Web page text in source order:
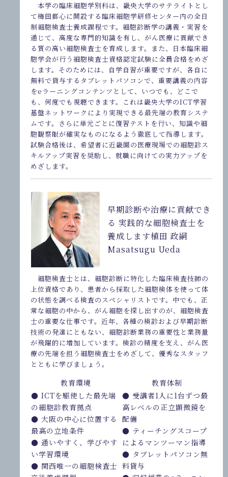
本学の臨床細胞学別科は、畿央大学のサテライトとし
て梅田都心に開設する臨床細胞学研修センター内の全日
制細胞検査士養成課程です。細胞診断学の講義・実習を
通じて、高度な専門的知識を有し、がん医療に貢献でき
る質の高い細胞検査士を育成します。また、日本臨床細
胞学会が行う細胞検査士資格認定試験に全員合格をめざ
します。そのためには、自学自習が重要ですが、各自に
無料で貸与するタブレットパソコンで、重要講義の内容
をeラーニングコンテンツとして、いつでも、どこで
も、何度でも視聴できます。これは畿央大学のICT学習
基盤ネットワークにより実現できる最先端の教育システ
ムです。さらに単元ごとに復習テストを行い、知識や細
胞観察眼が確実なものになるよう徹底して指導します。
試験合格後は、希望者に近畿圏の医療現場での細胞診ス
キルアップ実習を奨励し、就職に向けての実力アップを
めざします。
早期診断や治療に貢献でき
る 実践的な細胞検査士を
養成します植田 政嗣
Masatsugu Ueda
細胞検査士とは、細胞診断に特化した臨床検査技師の
上位資格であり、患者から採取した細胞検体を使って体
の状態を調べる検査のスペシャリストです。中でも、正
常な細胞の中から、がん細胞を探し出すのが、細胞検査
士の重要な仕事です。近年、各種の検診および早期診断
技術の発達にともない、細胞診断業務の重要性と業務量
が飛躍的に増加しています。検診の精度を支え、がん医
療の先端を担う細胞検査士をめざして、優秀なスタッフ
とともに学びましょう。
教育環境
教育体制
● ICTを駆使した最先端
の細胞診教育拠点
● 大阪の中心に位置する
最高の立地条件
● 通いやすく、学びやす
い学習環境
● 関西唯一の細胞検査士
● 受講者1人に1台ずつ最
高レベルの正立顕微鏡を
配備
● ティーチングスコープ
によるマンツーマン指導
● タブレットパソコン無
料貸与